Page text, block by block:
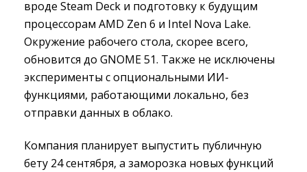
вроде Steam Deck и подготовку к будущим
процессорам AMD Zen 6 и Intel Nova Lake.
Окружение рабочего стола, скорее всего,
обновится до GNOME 51. Также не исключены
эксперименты с опциональными ИИ-
функциями, работающими локально, без
отправки данных в облако.
Компания планирует выпустить публичную
бету 24 сентября, а заморозка новых функций